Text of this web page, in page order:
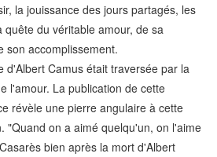
la jouissance des jours partagés, les
du véritable amour, de sa
son accomplissement.
d'Albert Camus était traversée par la
l'amour. La publication de cette
révèle une pierre angulaire à cette
"Quand on a aimé quelqu'un, on l'aime
bien après la mort d'Albert